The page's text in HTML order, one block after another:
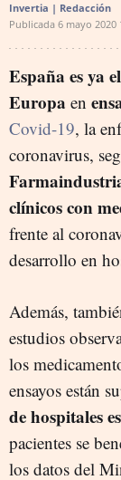
Invertia | Redacción
Publicada 6 mayo 2020
España es ya
Europa en
Covid-19, la
coronavirus,
clínicos con
frente al
desarrollo en
Además,
estudios
los
ensayos están
de hospitales
pacientes se
los datos del